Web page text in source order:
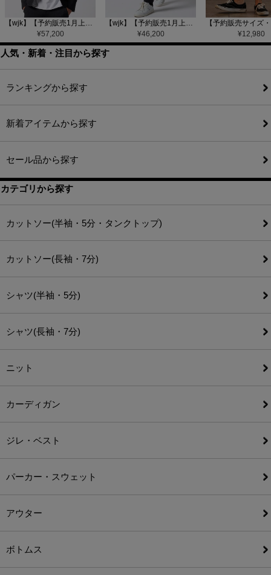
【wjk】【予約販売1月上旬～中旬入荷】function knit jacket(jacquard check) ニットジャケット(207 mw08j)
¥57,200
【wjk】【予約販売1月上旬～中旬入荷】function knit easy slacks(jacquard check) ニットイージーパンツ(504 mw08j)
¥46,200 ¥12,980
人気・新着・注目から探す
ランキングから探す
新着アイテムから探す
セール品から探す
カテゴリから探す
カットソー(半袖・5分・タンクトップ)
カットソー(長袖・7分)
シャツ(半袖・5分)
シャツ(長袖・7分)
ニット
カーディガン
ジレ・ベスト
パーカー・スウェット
アウター
ボトムス